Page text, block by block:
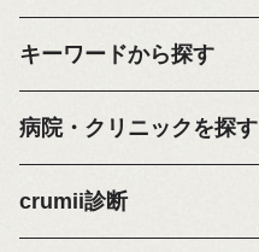
キーワードから探す
病院・クリニックを探す
crumii診断